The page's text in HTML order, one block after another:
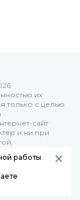
их
только с целью
сайт
и ни при
работы